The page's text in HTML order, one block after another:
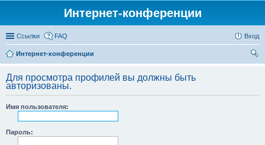
Интернет-конференции
Ссылки FAQ Вход
Интернет-конференции
Для просмотра профилей вы должны быть
авторизованы.
Имя пользователя:
Пароль: